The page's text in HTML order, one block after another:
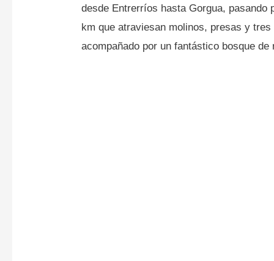
desde Entrerríos hasta Gorgua,
km que atraviesan molinos, presas y
acompañado por un fantástico bosque de